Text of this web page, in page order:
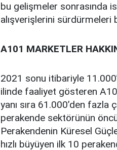
bu gelişmeler sonrasında
alışverişlerini sürdürmeleri
A101 MARKETLER
2021 sonu itibariyle
ilinde faaliyet gösteren
yanı sıra 61.000’den fazla
perakende sektörünün
Perakendenin Küresel
hızlı büyüyen ilk 10